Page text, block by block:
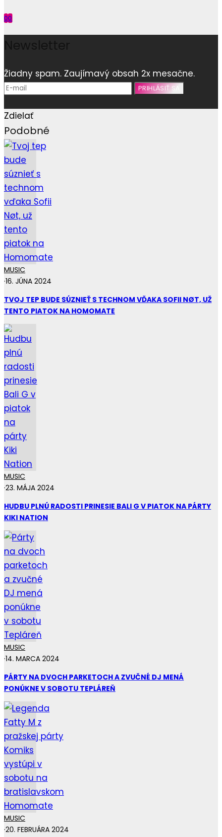
00
Žiadny spam. Zaujímavý obsah 2x mesačne.
Zdielať
Podobné
MUSIC
·16. JÚNA 2024
TVOJ TEP BUDE SÚZNIEŤ S TECHNOM VĎAKA SOFII NØT, UŽ
TENTO PIATOK NA HOMOMATE
MUSIC
·23. MÁJA 2024
HUDBU PLNÚ RADOSTI PRINESIE BALI G V PIATOK NA PÁRTY
KIKI NATION
MUSIC
·14. MARCA 2024
PÁRTY NA DVOCH PARKETOCH A ZVUČNÉ DJ MENÁ
PONÚKNE V SOBOTU TEPLÁREŇ
MUSIC
·20. FEBRUÁRA 2024